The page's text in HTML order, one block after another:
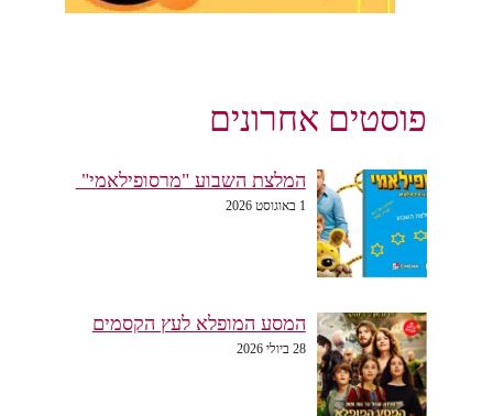
פוסטים אחרונים
המלצת השבוע "מרסופילאמי"
1 באוגוסט 2026
המסע המופלא לעץ הקסמים
28 ביולי 2026